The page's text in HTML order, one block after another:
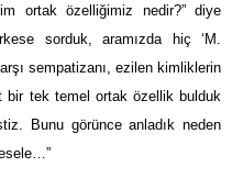
ortak özelliğimiz nedir?” diye
sorduk, aramızda hiç ‘M.
sempatizanı, ezilen kimliklerin
bir tek temel ortak özellik bulduk
Bunu görünce anladık neden